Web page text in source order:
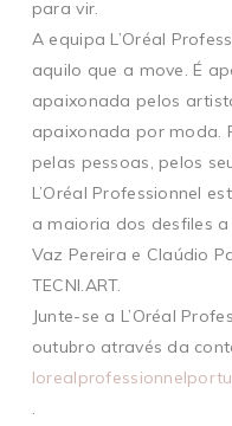
para vir.
A equipa L’Oréal
aquilo que a move. É
apaixonada pelos
apaixonada por moda.
pelas pessoas, pelos
L’Oréal Professionnel
a maioria dos desfiles
Vaz Pereira e Claúdio
TECNI.ART.
Junte-se a L’Oréal
outubro através da
.